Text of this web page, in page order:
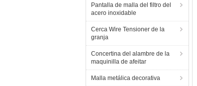
Pantalla de malla del filtro del
acero inoxidable
Cerca Wire Tensioner de la
granja
Concertina del alambre de la
maquinilla de afeitar
Malla metálica decorativa